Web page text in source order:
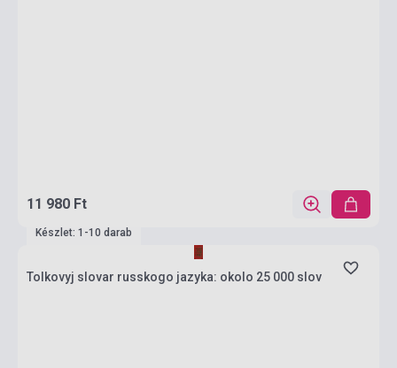
11 980 Ft
Készlet: 1-10 darab
Tolkovyj slovar russkogo jazyka: okolo 25 000 slov